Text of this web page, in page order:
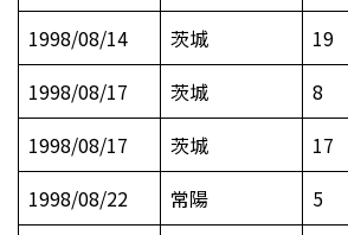
1998/08/14
茨城 19
1998/08/17
茨城 8
1998/08/17
茨城 17
1998/08/22
常陽 5